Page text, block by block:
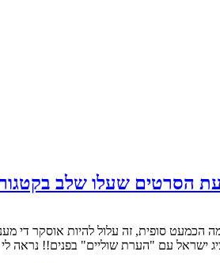
סופית, זה עלול להיות אוסקר די
ישראל עם "הערת שוליים" בפנים!! נראה